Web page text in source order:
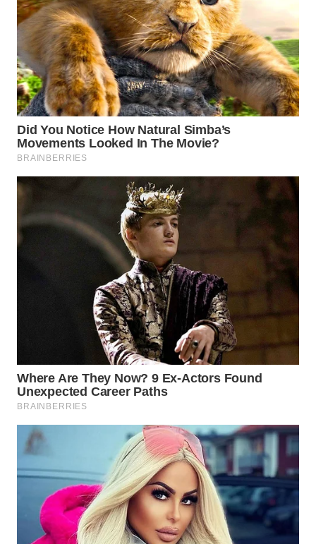
SUMEDANG
WN
CIANJUR
WN
KEPULAUAN
SERIBU
TANGERANG
WN
WN
KUNINGAN
MAJALENGKA
SUBANG
WN